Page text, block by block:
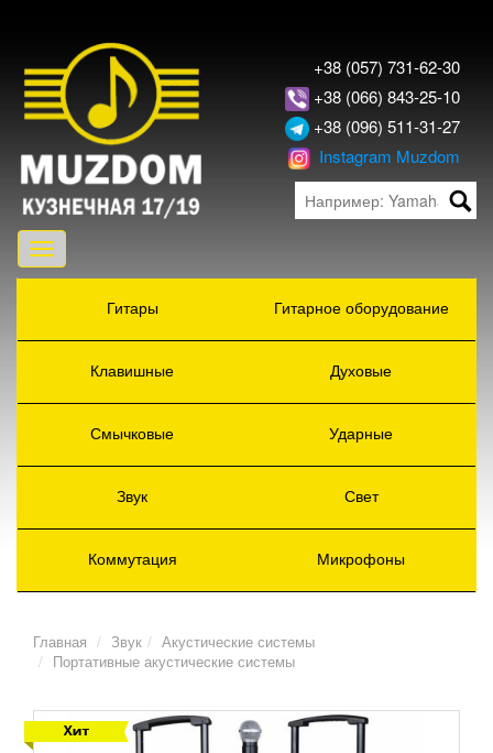
+38 (057) 731-62-30
+38 (066) 843-25-10
+38 (096) 511-31-27
Instagram Muzdom
Toggle
navigation
Гитары
Гитарное оборудование
Клавишные Духовые
Смычковые Ударные
Звук Свет
Коммутация Микрофоны
Главная Звук
Акустические системы
Портативные акустические системы